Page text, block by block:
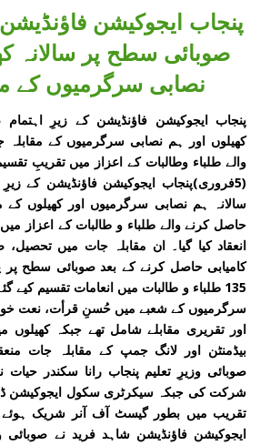
پنجاب ایجوکیشن
صوبائی سطح پر سالانہ
نصابی سرگرمیوں کے
پنجاب ایجوکیشن فاؤنڈیشن کے زیرِ
کھیلوں اور ہم نصابی سرگرمیوں کے
والے طلباء وطالبات کے اعزاز میں تقریبِ
(5فروری)پنجاب ایجوکیشن فاؤنڈیشن کے
سالانہ ہم نصابی سرگرمیوں اور کھیلوں کے
حاصل کرنے والے طلباء و طالبات کے اعزاز
انعقاد کیا گیا۔ ان مقابلہ جات میں
کامیابی حاصل کرنے کے بعد صوبائی سطح پر
135 طلباء و طالبات میں انعامات تقسیم
سرگرمیوں کے شعبے میں حُسنِ قرأت، نعت
اور تقریری مقابلے شامل تھے جبکہ کھیلوں
بیڈمنٹن اور لانگ جمپ کے مقابلہ جات
صوبائی وزیرِ تعلیم پنجاب رانا سکندر
شرکت کی جبکہ سیکرٹری سکول ایجوکیشن
تقریب میں بطور گیسٹ آف آنر شریک ہوئے۔
ایجوکیشن فاؤنڈیشن شاہد فرید نے صوبائی